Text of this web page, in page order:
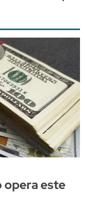
opera este